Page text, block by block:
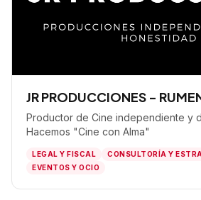
JR PRODUCCIONES -
Productor de Cine independiente y
Hacemos "Cine con Alma"
LEGAL Y FISCAL
CONSULTORÍA Y
EVENTOS Y OCIO